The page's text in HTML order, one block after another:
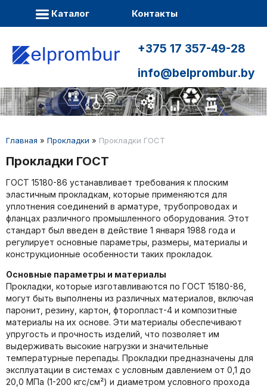
Каталог Контакты
+375 17 357-49-28
info@belprombur.by
Главная » Прокладки » Прокладки ГОСТ
Прокладки ГОСТ
ГОСТ 15180-86 устанавливает требования к плоским
эластичным прокладкам, которые применяются для
уплотнения соединений в арматуре, трубопроводах и
фланцах различного промышленного оборудования. Этот
стандарт был введен в действие 1 января 1988 года и
регулирует основные параметры, размеры, материалы и
конструкционные особенности таких прокладок.
Основные параметры и материалы
Прокладки, которые изготавливаются по ГОСТ 15180-86,
могут быть выполнены из различных материалов, включая
паронит, резину, картон, фторопласт-4 и композитные
материалы на их основе. Эти материалы обеспечивают
упругость и прочность изделий, что позволяет им
выдерживать высокие нагрузки и значительные
температурные перепады. Прокладки предназначены для
эксплуатации в системах с условным давлением от 0,1 до
20,0 МПа (1-200 кгс/см²) и диаметром условного прохода